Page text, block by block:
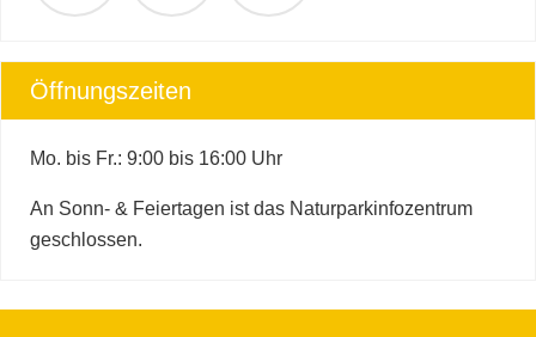
Öffnungszeiten
Mo. bis Fr.: 9:00 bis 16:00 Uhr
An Sonn- & Feiertagen ist das Naturparkinfozentrum
geschlossen.